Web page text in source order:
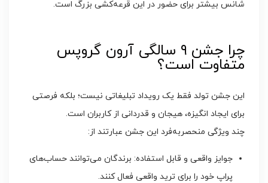
شانس بیشتر برای حضور در این قرعه‌کشی بزرگ است.
چرا جشن ۹ سالگی آرون گروپس
متفاوت است؟
این جشن تولد فقط یک رویداد تبلیغاتی نیست؛ بلکه فرصتی
برای ایجاد انگیزه، هیجان و قدردانی از کاربران است.
چند ویژگی منحصربه‌فرد این جشن عبارتند از:
جوایز واقعی و قابل استفاده: برندگان می‌توانند حساب‌های
پراپ خود را برای ترید واقعی فعال کنند.